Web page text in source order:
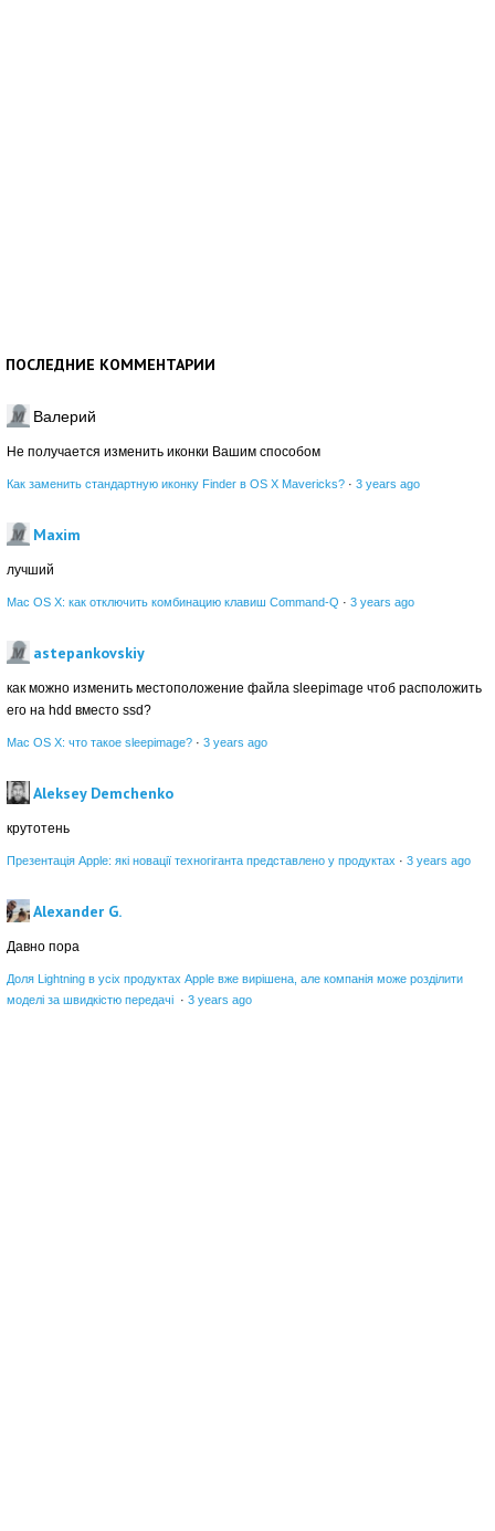
ПОСЛЕДНИЕ КОММЕНТАРИИ
Валерий
Не получается изменить иконки Вашим способом
Как заменить стандартную иконку Finder в OS X Mavericks? · 3 years ago
Maxim
лучший
Mac OS X: как отключить комбинацию клавиш Command-Q · 3 years ago
astepankovskiy
как можно изменить местоположение файла sleepimage чтоб расположить
его на hdd вместо ssd?
Mac OS X: что такое sleepimage? · 3 years ago
Aleksey Demchenko
крутотень
Презентація Apple: які новації техногіганта представлено у продуктах · 3 years ago
Alexander G.
Давно пора
Доля Lightning в усіх продуктах Apple вже вирішена, але компанія може розділити
моделі за швидкістю передачі · 3 years ago